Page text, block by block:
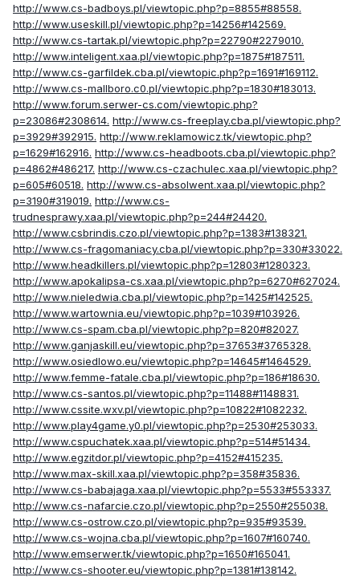
http://www.cs-badboys.pl/viewtopic.php?p=8855#88558.
http://www.useskill.pl/viewtopic.php?p=14256#142569.
http://www.cs-tartak.pl/viewtopic.php?p=22790#2279010.
http://www.inteligent.xaa.pl/viewtopic.php?p=1875#187511.
http://www.cs-garfildek.cba.pl/viewtopic.php?p=1691#169112.
http://www.cs-mallboro.c0.pl/viewtopic.php?p=1830#183013.
http://www.forum.serwer-cs.com/viewtopic.php?
p=23086#2308614. http://www.cs-freeplay.cba.pl/viewtopic.php?
p=3929#392915. http://www.reklamowicz.tk/viewtopic.php?
p=1629#162916. http://www.cs-headboots.cba.pl/viewtopic.php?
p=4862#486217. http://www.cs-czachulec.xaa.pl/viewtopic.php?
p=605#60518. http://www.cs-absolwent.xaa.pl/viewtopic.php?
p=3190#319019. http://www.cs-
trudnesprawy.xaa.pl/viewtopic.php?p=244#24420.
http://www.csbrindis.czo.pl/viewtopic.php?p=1383#138321.
http://www.cs-fragomaniacy.cba.pl/viewtopic.php?p=330#33022.
http://www.headkillers.pl/viewtopic.php?p=12803#1280323.
http://www.apokalipsa-cs.xaa.pl/viewtopic.php?p=6270#627024.
http://www.nieledwia.cba.pl/viewtopic.php?p=1425#142525.
http://www.wartownia.eu/viewtopic.php?p=1039#103926.
http://www.cs-spam.cba.pl/viewtopic.php?p=820#82027.
http://www.ganjaskill.eu/viewtopic.php?p=37653#3765328.
http://www.osiedlowo.eu/viewtopic.php?p=14645#1464529.
http://www.femme-fatale.cba.pl/viewtopic.php?p=186#18630.
http://www.cs-santos.pl/viewtopic.php?p=11488#1148831.
http://www.cssite.wxv.pl/viewtopic.php?p=10822#1082232.
http://www.play4game.y0.pl/viewtopic.php?p=2530#253033.
http://www.cspuchatek.xaa.pl/viewtopic.php?p=514#51434.
http://www.egzitdor.pl/viewtopic.php?p=4152#415235.
http://www.max-skill.xaa.pl/viewtopic.php?p=358#35836.
http://www.cs-babajaga.xaa.pl/viewtopic.php?p=5533#553337.
http://www.cs-nafarcie.czo.pl/viewtopic.php?p=2550#255038.
http://www.cs-ostrow.czo.pl/viewtopic.php?p=935#93539.
http://www.cs-wojna.cba.pl/viewtopic.php?p=1607#160740.
http://www.emserwer.tk/viewtopic.php?p=1650#165041.
http://www.cs-shooter.eu/viewtopic.php?p=1381#138142.